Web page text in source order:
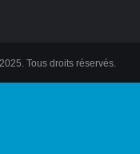
Tous droits réservés.